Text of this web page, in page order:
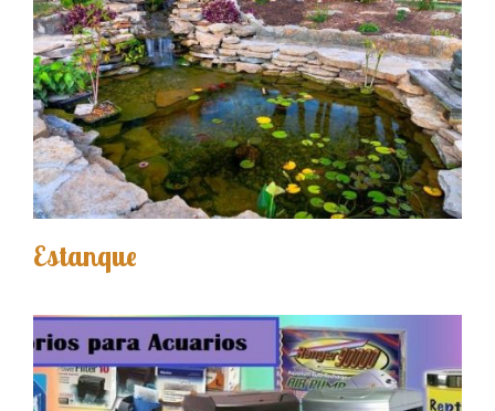
Estanque